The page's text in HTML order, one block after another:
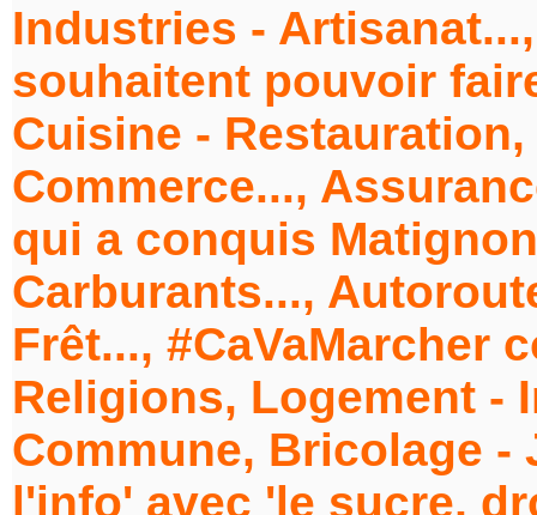
Industries -
souhaitent pouvoir
Cuisine -
Commerce...,
qui a conquis
Carburants...,
Frêt..., #CaVaMarcher
Religions, Logement -
Commune, Bricolage -
l'info' avec 'le sucre,